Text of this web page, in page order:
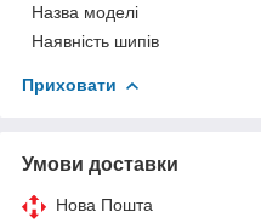
Назва моделі
Наявність шипів
Приховати
Умови доставки
Нова Пошта